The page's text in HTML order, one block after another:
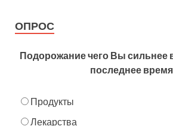
ОПРОС
Подорожание чего Вы сильнее
последнее
Продукты
Лекарства